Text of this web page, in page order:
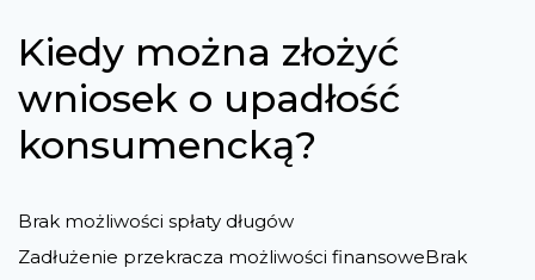
Kiedy można złożyć
wniosek o upadłość
konsumencką?
Brak możliwości spłaty długów
Zadłużenie przekracza możliwości finansoweBrak